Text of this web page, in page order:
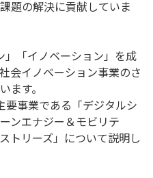
題の解決に貢献していま
」「イノベーション」を成
会イノベーション事業のさ
ます。
事業である「デジタルシ
ンエナジー＆モビリテ
トリーズ」について説明し